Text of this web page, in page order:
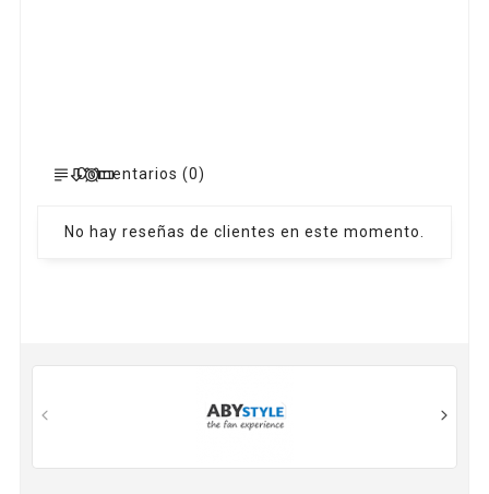
Comentarios (0)
No hay reseñas de clientes en este momento.